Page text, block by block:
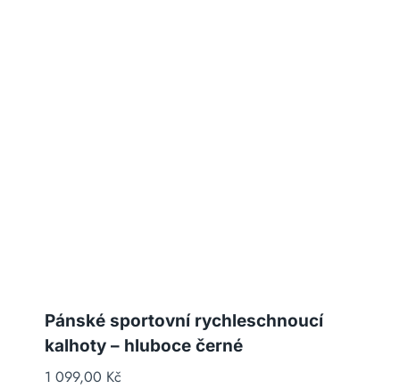
Pánské sportovní rychleschnoucí
kalhoty – hluboce černé
1 099,00 Kč